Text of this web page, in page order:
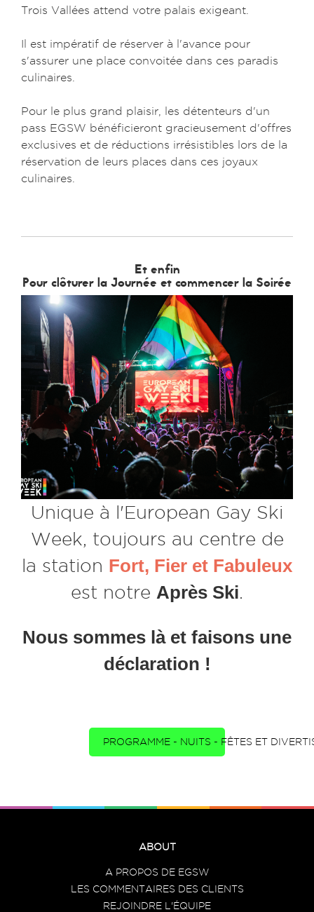
Trois Vallées attend votre palais exigeant.
Il est impératif de réserver à l'avance pour
s'assurer une place convoitée dans ces paradis
culinaires.
Pour le plus grand plaisir, les détenteurs d'un
pass EGSW bénéficieront gracieusement d'offres
exclusives et de réductions irrésistibles lors de la
réservation de leurs places dans ces joyaux
culinaires.
Et enfin
Pour clôturer la Journée et commencer la Soirée
Unique à l'European Gay Ski
Week, toujours au centre de
la station Fort, Fier et Fabuleux
est notre Après Ski.
Nous sommes là et faisons une
déclaration !
PROGRAMME - NUITS - FÊTES ET
ABOUT
A PROPOS DE EGSW
LES COMMENTAIRES DES CLIENTS
REJOINDRE L'ÉQUIPE